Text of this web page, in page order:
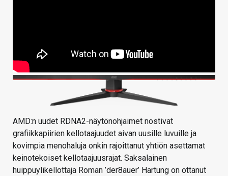
AMD:n uudet RDNA2-näytönohjaimet nostivat
grafiikkapiirien kellotaajuudet aivan uusille luvuille ja
kovimpia menohaluja onkin rajoittanut yhtiön asettamat
keinotekoiset kellotaajuusrajat. Saksalainen
huippuylikellottaja Roman ’der8auer’ Hartung on ottanut